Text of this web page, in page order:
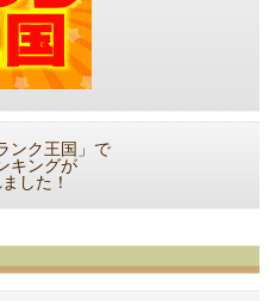
ンク王国」で
キングが
した！